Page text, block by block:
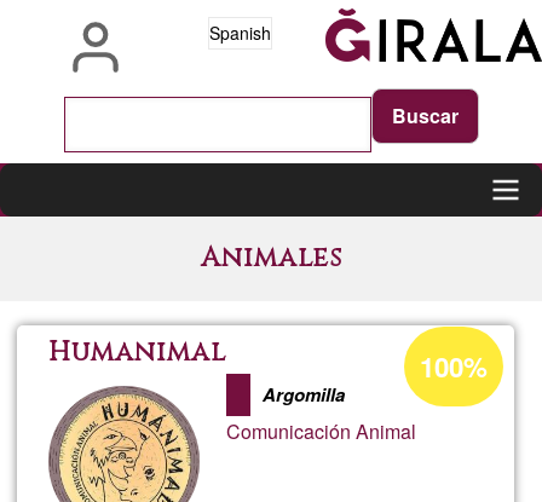
Spanish
Animales
Humanimal
Argomilla
Comunicación Animal
Porcentaje
de
aceptación
de
100%